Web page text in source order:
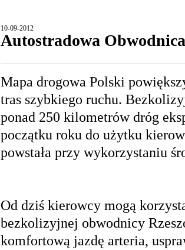
10-09-2012
Autostradowa
Mapa drogowa Polski
tras szybkiego ruchu.
ponad 250 kilometrów dróg
początku roku do użytku
powstała przy wykorzystaniu
Od dziś kierowcy mogą
bezkolizyjnej obwodnicy
komfortową jazdę arteria,